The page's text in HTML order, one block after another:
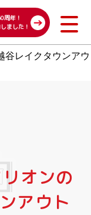
周年！
ました！
谷レイクタウンアウ
オンの
アウト